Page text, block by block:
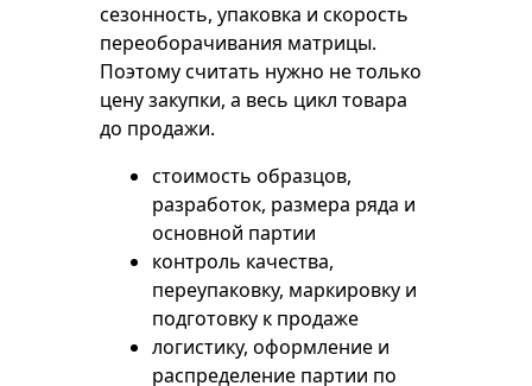
сезонность, упаковка и скорость
переоборачивания матрицы.
Поэтому считать нужно не только
цену закупки, а весь цикл товара
до продажи.
стоимость образцов,
разработок, размера ряда и
основной партии
контроль качества,
переупаковку, маркировку и
подготовку к продаже
логистику, оформление и
распределение партии по